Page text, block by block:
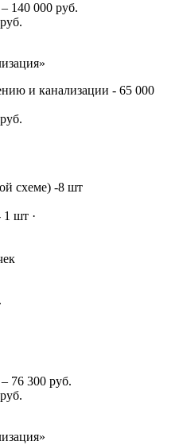
140 000 руб.
и канализации - 65 000
схеме) -8 шт
1 шт ·
76 300 руб.